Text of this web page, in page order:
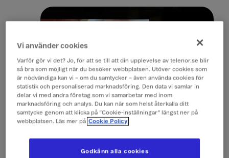
Välj Digital inställning
Vi använder cookies
Varför gör vi det? Jo, för att se till att din upplevelse av telenor.se blir
så bra som möjligt när du besöker webbplatsen. Utöver cookies som
är nödvändiga kan vi – om du samtycker – även använda cookies för
statistik och personaliserad marknadsföring. Den data vi samlar in
delar vi med andra företag som vi samarbetar med inom
marknadsföring och analys. Du kan när som helst återkalla ditt
samtycke genom att klicka på ”Cookie-inställningar” längst ner på
webbplatsen. Läs mer på Cookie Policy
Godkänn alla cookies